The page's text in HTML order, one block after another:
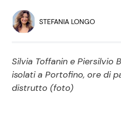
Economia
Persone Scomparse
Politica
STEFANIA LONGO
Silvia Toffanin e Piersilvio
isolati a Portofino, ore di
distrutto (foto)